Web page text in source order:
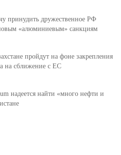
принудить дружественное РФ
«алюминиевым» санкциям
пройдут на фоне закрепления
на сближение с ЕС
надеется найти «много нефти и